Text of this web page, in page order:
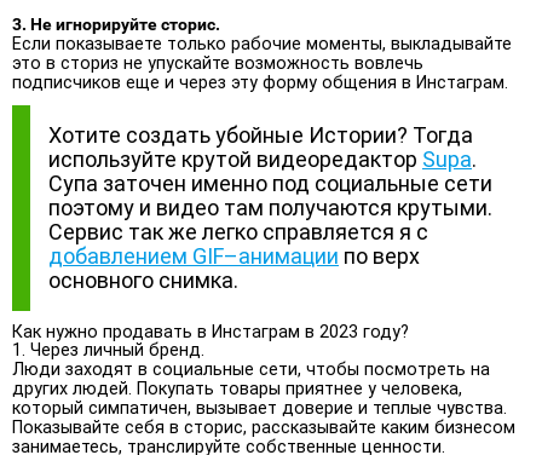
3. Не игнорируйте сторис.
Если показываете только рабочие моменты, выкладывайте
это в сториз не упускайте возможность вовлечь
подписчиков еще и через эту форму общения в Инстаграм.
Хотите создать убойные Истории? Тогда
используйте крутой видеоредактор Supa.
Супа заточен именно под социальные сети
поэтому и видео там получаются крутыми.
Сервис так же легко справляется я с
добавлением GIF–анимации по верх
основного снимка.
Как нужно продавать в Инстаграм в 2023 году?
1. Через личный бренд.
Люди заходят в социальные сети, чтобы посмотреть на
других людей. Покупать товары приятнее у человека,
который симпатичен, вызывает доверие и теплые чувства.
Показывайте себя в сторис, рассказывайте каким бизнесом
занимаетесь, транслируйте собственные ценности.